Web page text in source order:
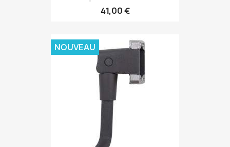
41,00 €
NOUVEAU